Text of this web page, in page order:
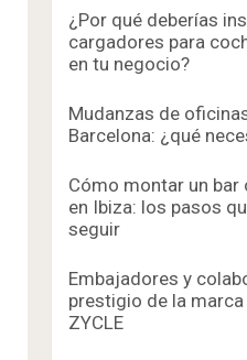
¿Por qué deberías
cargadores para
en tu negocio?
Mudanzas de
Barcelona: ¿qué
Cómo montar un bar
en Ibiza: los pasos
seguir
Embajadores y
prestigio de la
ZYCLE